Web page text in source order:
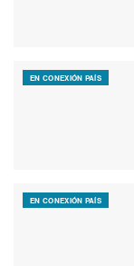
EN CONEXIÓN PAÍS
EN CONEXIÓN PAÍS